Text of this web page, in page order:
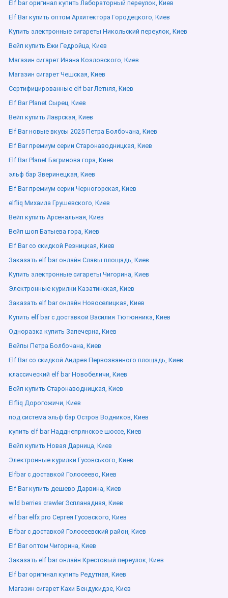
Elf bar оригинал купить Лабораторный переулок, Киев
Elf Bar купить оптом Архитектора Городецкого, Киев
Купить электронные сигареты Никольский переулок, Киев
Вейп купить Ежи Гедройца, Киев
Магазин сигарет Ивана Козловского, Киев
Магазин сигарет Чешская, Киев
Сертифицированные elf bar Летняя, Киев
Elf Bar Planet Сырец, Киев
Вейп купить Лаврская, Киев
Elf Bar новые вкусы 2025 Петра Болбочана, Киев
Elf Bar премиум серии Старонаводницкая, Киев
Elf Bar Planet Багринова гора, Киев
эльф бар Зверинецкая, Киев
Elf Bar премиум серии Черногорская, Киев
elfliq Михаила Грушевского, Киев
Вейп купить Арсенальная, Киев
Вейп шоп Батыева гора, Киев
Elf Bar со скидкой Резницкая, Киев
Заказать elf bar онлайн Славы площадь, Киев
Купить электронные сигареты Чигорина, Киев
Электронные курилки Казатинская, Киев
Заказать elf bar онлайн Новоселицкая, Киев
Купить elf bar с доставкой Василия Тютюнника, Киев
Одноразка купить Запечерна, Киев
Вейпы Петра Болбочана, Киев
Elf Bar со скидкой Андрея Первозванного площадь, Киев
классический elf bar Новобеличи, Киев
Вейп купить Старонаводницкая, Киев
Elfliq Дорогожичи, Киев
под система эльф бар Остров Водников, Киев
купить elf bar Надднепрянское шоссе, Киев
Вейп купить Новая Дарница, Киев
Электронные курилки Гусовського, Киев
Elfbar с доставкой Голосеево, Киев
Elf Bar купить дешево Дарвина, Киев
wild berries crawler Эспланадная, Киев
elf bar elfx pro Сергея Гусовского, Киев
Elfbar с доставкой Голосеевский район, Киев
Elf Bar оптом Чигорина, Киев
Заказать elf bar онлайн Крестовый переулок, Киев
Elf bar оригинал купить Редутная, Киев
Магазин сигарет Кахи Бендукидзе, Киев